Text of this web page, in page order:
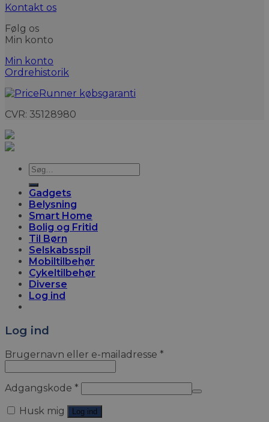
Kontakt os
Følg os
Min konto
Min konto
Ordrehistorik
CVR: 35128980
Søg
efter:
Gadgets
Belysning
Smart Home
Bolig og Fritid
Til Børn
Selskabsspil
Mobiltilbehør
Cykeltilbehør
Diverse
Log ind
Log ind
Brugernavn eller e-mailadresse *
Adgangskode *
Husk mig
Log ind